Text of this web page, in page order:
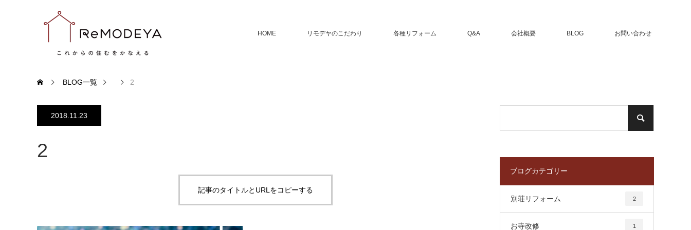
HOME リモデヤのこだわり 各種リフォーム Q&A 会社概要 BLOG お問い合わせ
BLOG一覧 2
2018.11.23
2
記事のタイトルとURLをコピーする
ブログカテゴリー
別荘リフォーム 2
お寺改修 1